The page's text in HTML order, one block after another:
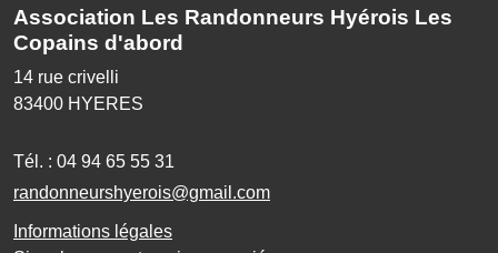
Association Les Randonneurs Hyérois Les
Copains d'abord
14 rue crivelli
83400 HYERES
Tél. : 04 94 65 55 31
randonneurshyerois@gmail.com
Informations légales